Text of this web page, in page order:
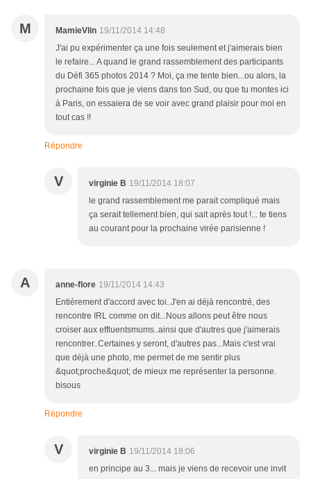
M MamieVlin 19/11/2014 14:48
J'ai pu expérimenter ça une fois seulement et j'aimerais bien
le refaire... A quand le grand rassemblement des participants
du Défi 365 photos 2014 ? Moi, ça me tente bien...ou alors, la
prochaine fois que je viens dans ton Sud, ou que tu montes ici
à Paris, on essaiera de se voir avec grand plaisir pour moi en
tout cas !!
Répondre
V virginie B 19/11/2014 18:07
le grand rassemblement me parait compliqué mais
ça serait tellement bien, qui sait après tout !... te tiens
au courant pour la prochaine virée parisienne !
A anne-flore 19/11/2014 14:43
Entièrement d'accord avec toi..J'en ai déjà rencontré, des
rencontre IRL comme on dit...Nous allons peut être nous
croiser aux effluentsmums..ainsi que d'autres que j'aimerais
rencontrer..Certaines y seront, d'autres pas...Mais c'est vrai
que déjà une photo, me permet de me sentir plus
&quot;proche&quot; de mieux me représenter la personne.
bisous
Répondre
V virginie B 19/11/2014 18:06
en principe au 3... mais je viens de recevoir une invit